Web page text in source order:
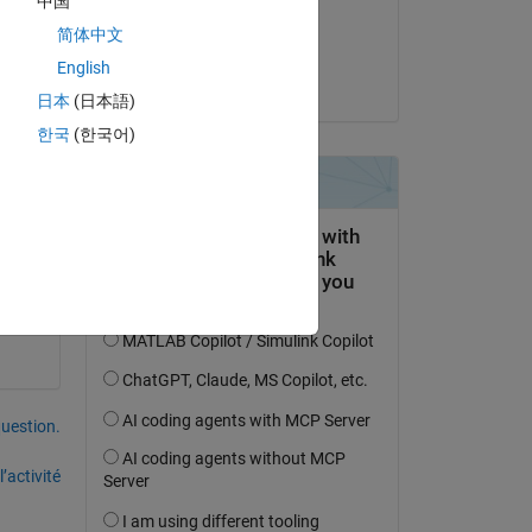
Modifié(e) :
简体中文
English
日本 (日本語)
한국 (한국어)